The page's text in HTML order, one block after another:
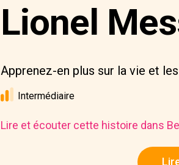
Lionel
Apprenez-en plus sur la vie et
Intermédiaire
Lire et écouter cette histoire dans